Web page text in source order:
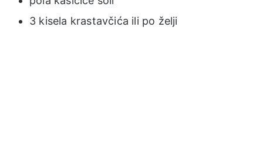
3 kisela krastavčića ili po želji